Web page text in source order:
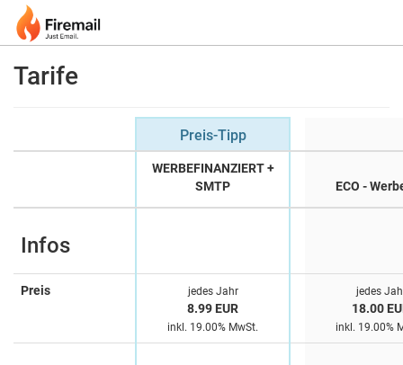
Tarife
Preis-Tipp
WERBEFINANZIERT +
SMTP
ECO -
Infos
Preis jedes Jahr
8.99 EUR
inkl. 19.00% MwSt.
jedes
18.00
inkl. 19.00%